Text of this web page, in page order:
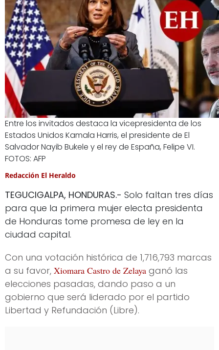
Entre los invitados destaca la vicepresidenta de los
Estados Unidos Kamala Harris, el presidente de El
Salvador Nayib Bukele y el rey de España, Felipe VI.
FOTOS: AFP
Redacción El Heraldo
TEGUCIGALPA, HONDURAS.- Solo faltan tres días
para que la primera mujer electa presidenta
de Honduras tome promesa de ley en la
ciudad capital.
Con una votación histórica de 1,716,793 marcas
a su favor, Xiomara Castro de Zelaya ganó las
elecciones pasadas, dando paso a un
gobierno que será liderado por el partido
Libertad y Refundación (Libre).